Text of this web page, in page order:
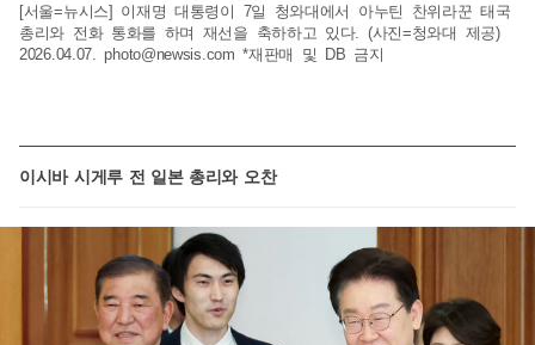
[서울=뉴시스] 이재명 대통령이 7일 청와대에서 아누틴 찬위라꾼 태국
총리와 전화 통화를 하며 재선을 축하하고 있다. (사진=청와대 제공)
2026.04.07.photo@newsis.com *재판매 및 DB 금지
이시바 시게루 전 일본 총리와 오찬